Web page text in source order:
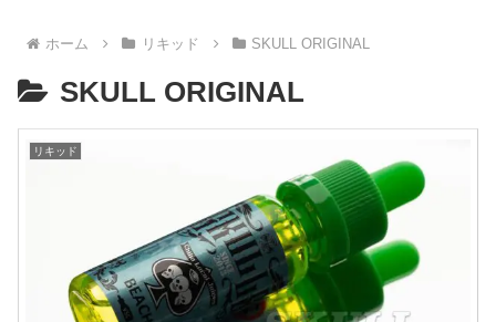
ホーム リキッド SKULL ORIGINAL
SKULL ORIGINAL
リキッド